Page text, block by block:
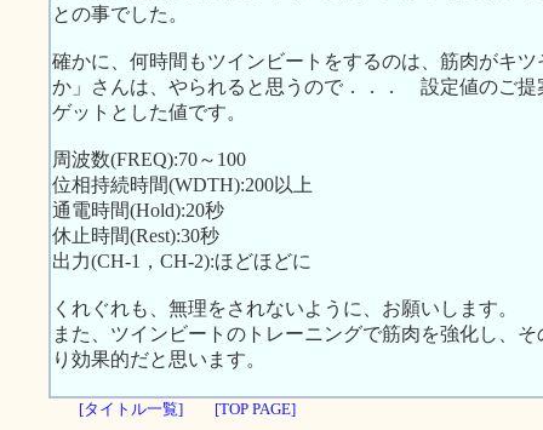
との事でした。
確かに、何時間もツインビートをするのは、筋肉がキ
か」さんは、やられると思うので．．． 設定値のご提
ゲットとした値です。
周波数(FREQ):70～100
位相持続時間(WDTH):200以上
通電時間(Hold):20秒
休止時間(Rest):30秒
出力(CH-1，CH-2):ほどほどに
くれぐれも、無理をされないように、お願いします。
また、ツインビートのトレーニングで筋肉を強化し、
り効果的だと思います。
[タイトル一覧] [TOP PAGE]